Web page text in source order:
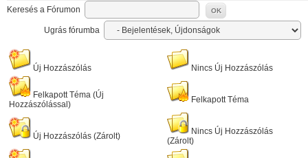
Keresés a Fórumon OK
Ugrás fórumba
Új Hozzászólás Nincs Új Hozzászólás
Felkapott Téma (Új
Hozzászólással)
Felkapott Téma
Új Hozzászólás (Zárolt)
Nincs Új Hozzászólás
(Zárolt)